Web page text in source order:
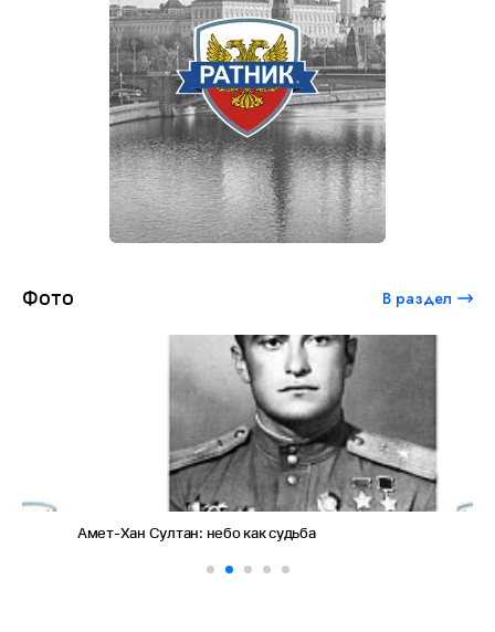
Фото В раздел
Амет-Хан Султан: небо как судьба